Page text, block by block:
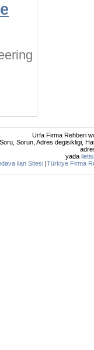
Urfa Firma Rehberi
Soru, Sorun, Adres degisikligi,
yada
ilan Sitesi |Türkiye Firma